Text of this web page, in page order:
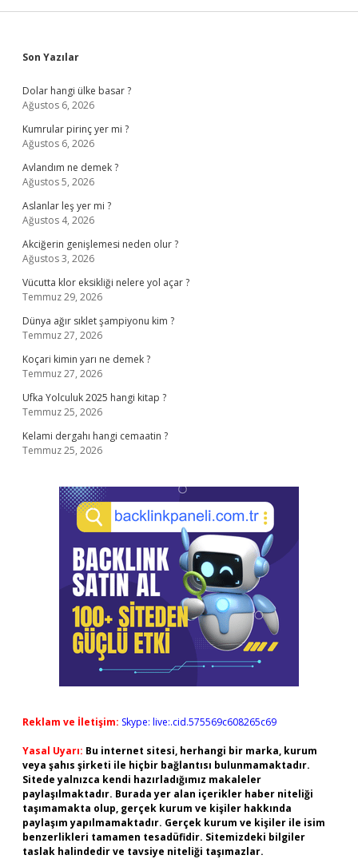
Sidebar
Son Yazılar
Dolar hangi ülke basar ?
Ağustos 6, 2026
Kumrular pirinç yer mi ?
Ağustos 6, 2026
Avlandım ne demek ?
Ağustos 5, 2026
Aslanlar leş yer mi ?
Ağustos 4, 2026
Akciğerin genişlemesi neden olur ?
Ağustos 3, 2026
Vücutta klor eksikliği nelere yol açar ?
Temmuz 29, 2026
Dünya ağır sıklet şampiyonu kim ?
Temmuz 27, 2026
Koçari kimin yarı ne demek ?
Temmuz 27, 2026
Ufka Yolculuk 2025 hangi kitap ?
Temmuz 25, 2026
Kelami dergahı hangi cemaatin ?
Temmuz 25, 2026
Reklam ve İletişim: Skype: live:.cid.575569c608265c69
Yasal Uyarı: Bu internet sitesi, herhangi bir marka, kurum
veya şahıs şirketi ile hiçbir bağlantısı bulunmamaktadır.
Sitede yalnızca kendi hazırladığımız makaleler
paylaşılmaktadır. Burada yer alan içerikler haber niteliği
taşımamakta olup, gerçek kurum ve kişiler hakkında
paylaşım yapılmamaktadır. Gerçek kurum ve kişiler ile isim
benzerlikleri tamamen tesadüfidir. Sitemizdeki bilgiler
taslak halindedir ve tavsiye niteliği taşımazlar.